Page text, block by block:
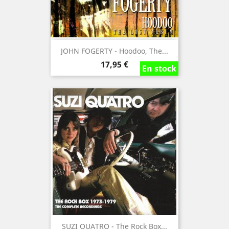
JOHN FOGERTY - Hoodoo, The...
En stock
Precio
17,95 € En stock
En stock
SUZI QUATRO - The Rock Box...